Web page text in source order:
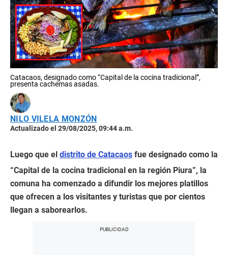
Catacaos, designado como “Capital de la cocina tradicional”,
presenta cachemas asadas.
NILO VILELA MONZÓN
Actualizado el 29/08/2025, 09:44 a.m.
Luego que el distrito de Catacaos fue designado como la
“Capital de la cocina tradicional en la región Piura”, la
comuna ha comenzado a difundir los mejores platillos
que ofrecen a los visitantes y turistas que por cientos
llegan a saborearlos.